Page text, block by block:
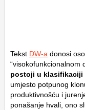
Tekst DW-a donosi
“visokofunkcionalnom
postoji u klasifikaciji
umjesto potpunog
produktivnošću i
ponašanje hvali, ono